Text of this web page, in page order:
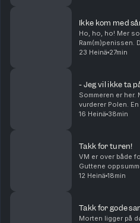
Ikke kom med
Ho, ho, ho! Mer
Ram(m)penissen.
Hvilken sunn
23 Heinä 27min
- Jeg vil ikke ta
Sommeren er her.
vurderer Polen.
Livet tar folk i
16 Heinä 38min
Takk for turen!
VM er over både
Guttene
mesterskapet.
12 Heinä 18min
Takk for gode
Morten ligger på